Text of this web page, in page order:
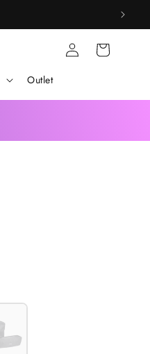
Outlet
Logg
inn
Handlekurv